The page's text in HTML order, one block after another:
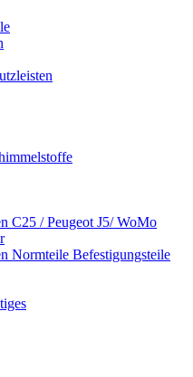
C25 / Peugeot J5/ WoMo
Normteile Befestigungsteile